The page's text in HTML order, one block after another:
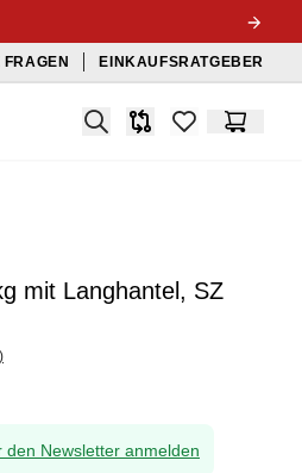
FRAGEN EINKAUFSRATGEBER
Search
Produkt-items in
mit Langhantel, SZ
)
den Newsletter anmelden